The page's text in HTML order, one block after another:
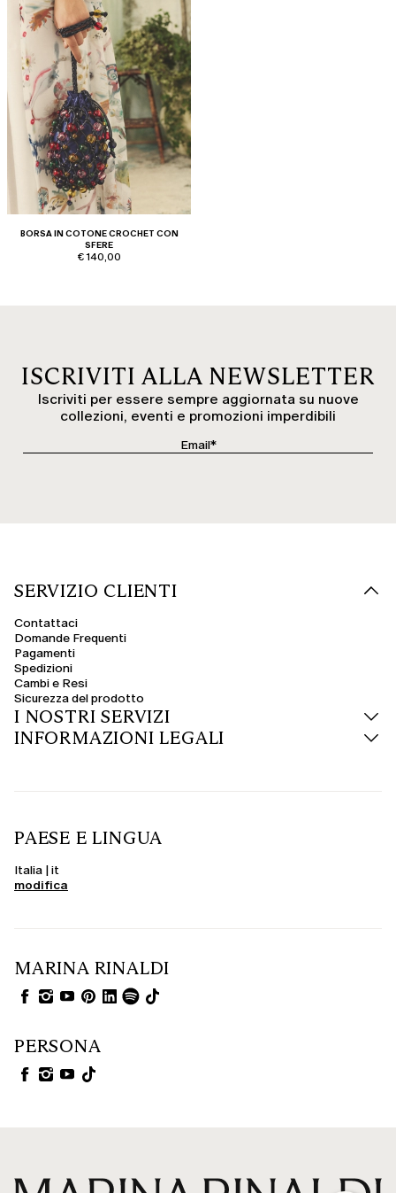
BORSA IN COTONE CROCHET CON
SFERE
€ 140,00
ISCRIVITI ALLA NEWSLETTER
Iscriviti per essere sempre aggiornata su nuove
collezioni, eventi e promozioni imperdibili
SERVIZIO CLIENTI
Contattaci
Domande Frequenti
Pagamenti
Spedizioni
Cambi e Resi
Sicurezza del prodotto
I NOSTRI SERVIZI
INFORMAZIONI LEGALI
PAESE E LINGUA
Italia | it
modifica
MARINA RINALDI
PERSONA